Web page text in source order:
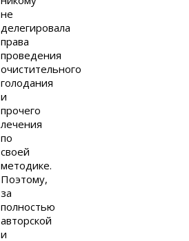
не
делегировала
права
проведения
очистительного
голодания
и
прочего
лечения
по
своей
методике.
Поэтому,
за
полностью
авторской
и